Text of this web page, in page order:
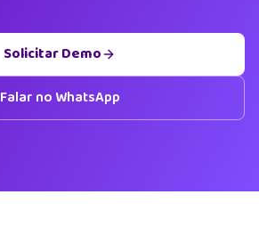
Solicitar Demo
Falar no WhatsApp